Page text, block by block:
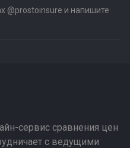
@prostoinsure и напишите
сервис сравнения цен
с ведущими